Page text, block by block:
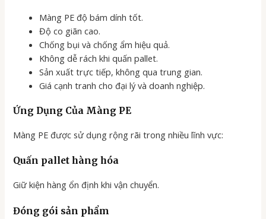
Màng PE độ bám dính tốt.
Độ co giãn cao.
Chống bụi và chống ẩm hiệu quả.
Không dễ rách khi quấn pallet.
Sản xuất trực tiếp, không qua trung gian.
Giá cạnh tranh cho đại lý và doanh nghiệp.
Ứng Dụng Của Màng PE
Màng PE được sử dụng rộng rãi trong nhiều lĩnh vực:
Quấn pallet hàng hóa
Giữ kiện hàng ổn định khi vận chuyển.
Đóng gói sản phẩm